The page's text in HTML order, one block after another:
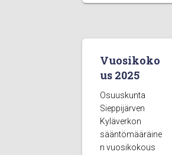
Vuosikoko
us 2025
Osuuskunta
Sieppijärven
Kyläverkon
sääntömääräine
n vuosikokous